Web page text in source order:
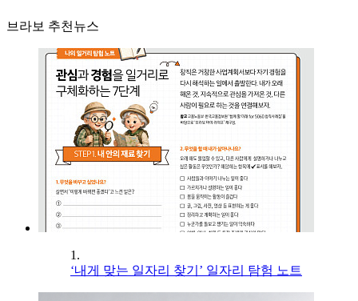
브라보 추천뉴스
1.
‘내게 맞는 일자리 찾기’ 일자리 탐험 노트